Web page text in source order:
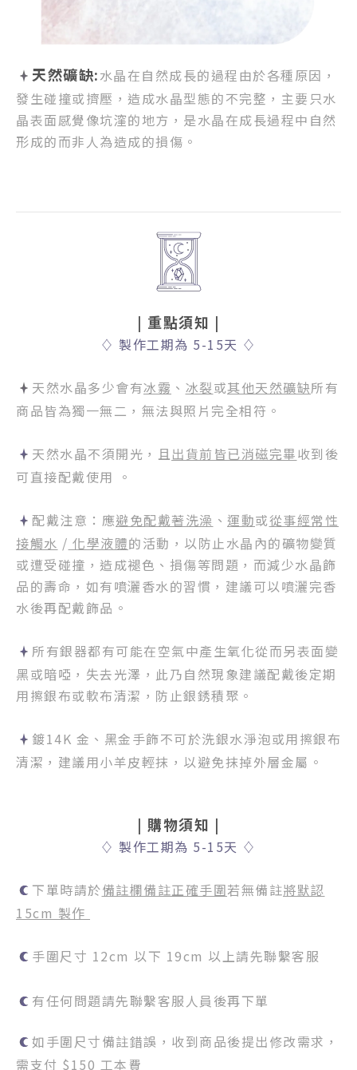
天然礦缺:水晶在自然成長的過程由於各種原因，
發生碰撞或擠壓， 造成水晶型態的不完整， 主要只水
晶表面感覺像坑漥的地方， 是水晶在成長過程中自然
形成的而非人為造成的損傷。
| 重點須知 |
♢ 製作工期為 5-15天 ♢
天然水晶多少會有冰霧 、 冰裂或其他天然礦缺所有
商品皆為獨一無二，無法與照片完全相符。
天然水晶不須開光，且出貨前皆已消磁完畢收到後
可直接配戴使用 。
配戴注意：應避免配戴著洗澡 、 運動或從事經常性
接觸水 / 化學液體的活動，以防止水晶內的礦物變質
或遭受碰撞，造成褪色、損傷等問題，而減少水晶飾
品的壽命，如有噴灑香水的習慣，建議可以噴灑完香
水後再配戴飾品。
所有銀器都有可能在空氣中產生氧化從而另表面變
黑或暗啞，失去光澤，此乃自然現象建議配戴後定期
用擦銀布或軟布清潔，防止銀銹積聚。
鍍14K 金、黑金手飾不可於洗銀水淨泡或用擦銀布
清潔，建議用小羊皮輕抹，以避免抹掉外層金屬。
| 購物須知 |
♢ 製作工期為 5-15天 ♢
下單時請於備註欄備註正確手圍若無備註將默認
15cm 製作
手圍尺寸 12cm 以下 19cm 以上請先聯繫客服
有任何問題請先聯繫客服人員後再下單
如手圍尺寸備註錯誤，收到商品後提出修改需求，
需支付 $150 工本費